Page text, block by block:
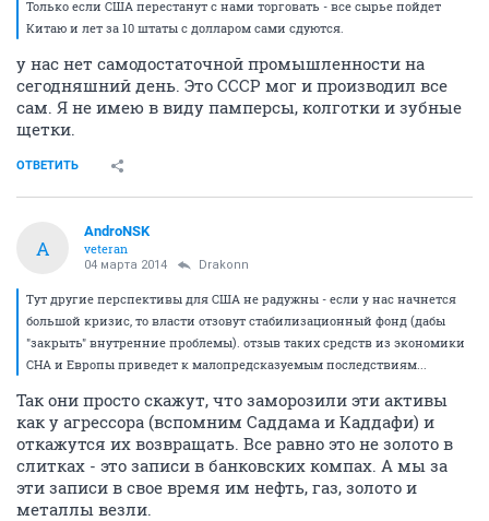
Только если США перестанут с нами торговать - все сырье пойдет
Китаю и лет за 10 штаты с долларом сами сдуются.
у нас нет самодостаточной промышленности на
сегодняшний день. Это СССР мог и производил все
сам. Я не имею в виду памперсы, колготки и зубные
щетки.
ОТВЕТИТЬ
A
AndroNSK
veteran
04 марта 2014 Drakonn
Тут другие перспективы для США не радужны - если у нас начнется
большой кризис, то власти отзовут стабилизационный фонд (дабы
"закрыть" внутренние проблемы). отзыв таких средств из экономики
СНА и Европы приведет к малопредсказуемым последствиям...
Так они просто скажут, что заморозили эти активы
как у агрессора (вспомним Саддама и Каддафи) и
откажутся их возвращать. Все равно это не золото в
слитках - это записи в банковских компах. А мы за
эти записи в свое время им нефть, газ, золото и
металлы везли.